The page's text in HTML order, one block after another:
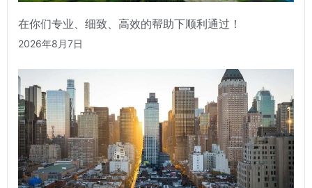
在你们专业、细致、高效的帮助下顺利通过！
2026年8月7日